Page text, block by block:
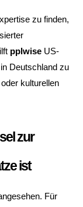
zu finden,
pplwise US-
Deutschland zu
kulturellen
zur
ist
Für